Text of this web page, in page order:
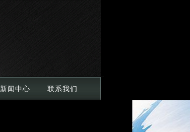
新闻中心 联系我们